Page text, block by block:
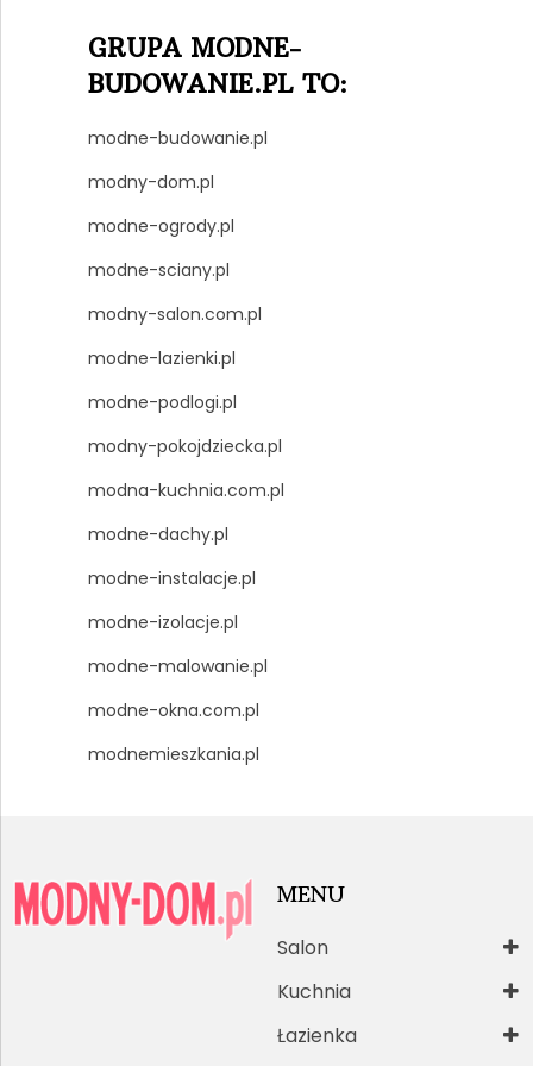
GRUPA MODNE-
BUDOWANIE.PL TO:
modne-budowanie.pl
modny-dom.pl
modne-ogrody.pl
modne-sciany.pl
modny-salon.com.pl
modne-lazienki.pl
modne-podlogi.pl
modny-pokojdziecka.pl
modna-kuchnia.com.pl
modne-dachy.pl
modne-instalacje.pl
modne-izolacje.pl
modne-malowanie.pl
modne-okna.com.pl
modnemieszkania.pl
MENU
Salon
Kuchnia
Łazienka